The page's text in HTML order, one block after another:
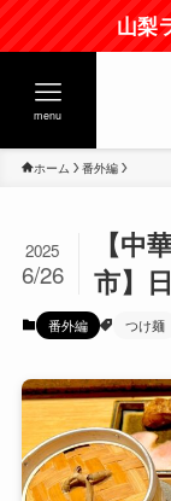
山梨
menu
ホーム 番外編
【中
市】
2025
6/26
番外編 つけ麺